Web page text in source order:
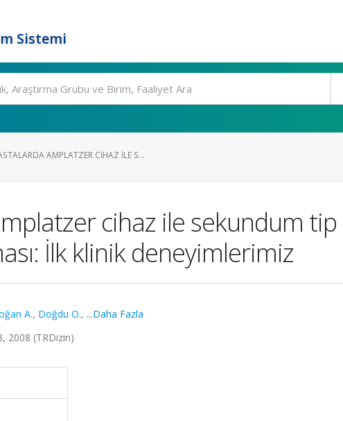
Sistemi
AMPLATZER CIHAZ ILE S...
cihaz ile sekundum
İlk klinik deneyimlerimiz
A., Doğdu O., ...Daha Fazla
2008 (TRDizin)